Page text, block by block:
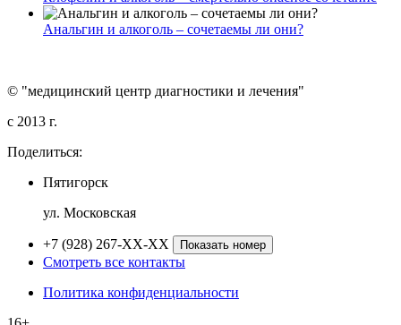
Анальгин и алкоголь – сочетаемы ли они?
© "медицинский центр диагностики и лечения"
c 2013 г.
Поделиться:
Пятигорск
ул. Московская
+7 (928) 267-XX-XX Показать номер
Смотреть все контакты
Политика конфиденциальности